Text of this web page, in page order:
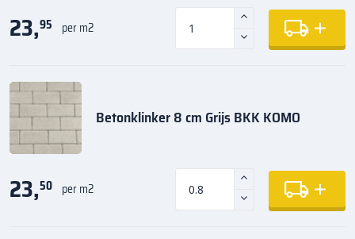
23,95 per m2
Betonklinker 8 cm Grijs BKK KOMO
23,50 per m2